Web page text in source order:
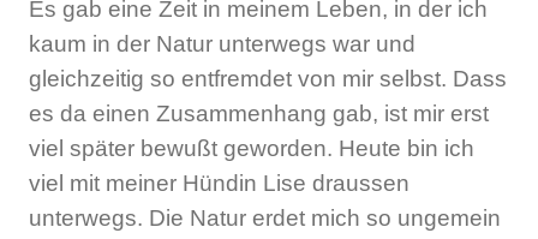
Es gab eine Zeit in meinem Leben, in der ich
kaum in der Natur unterwegs war und
gleichzeitig so entfremdet von mir selbst. Dass
es da einen Zusammenhang gab, ist mir erst
viel später bewußt geworden. Heute bin ich
viel mit meiner Hündin Lise draussen
unterwegs. Die Natur erdet mich so ungemein